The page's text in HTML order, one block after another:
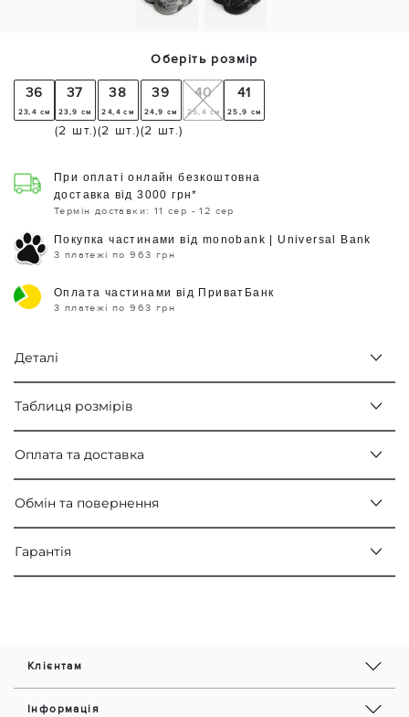
Оберіть розмір
36
23,4 см
37
23,9 см
(2 шт.)
38
24,4 см
(2 шт.)
39
24,9 см
(2 шт.)
40
25,4 см
41
25,9 см
При оплаті онлайн безкоштовна
доставка від 3000 грн*
Термін доставки: 11 сер - 12 сер
Покупка частинами від monobank | Universal Bank
3 платежі по 963 грн
Оплата частинами від ПриватБанк
3 платежі по 963 грн
Деталі
Таблиця розмірів
Оплата та доставка
Обмін та повернення
Гарантія
Клієнтам
Інформація